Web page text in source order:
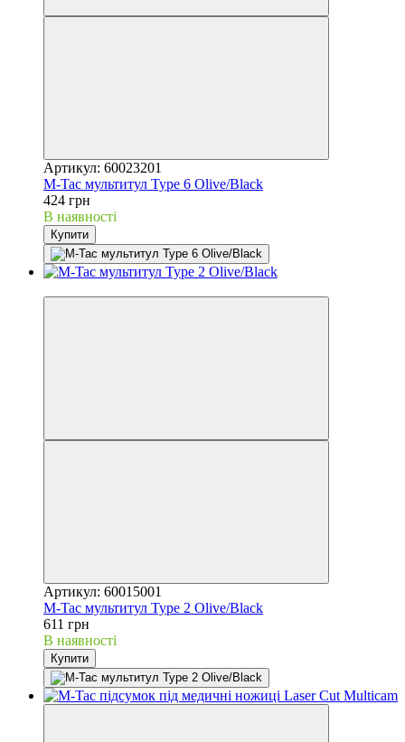
Артикул: 60023201
M-Tac мультитул Type 6 Olive/Black
424 грн
В наявності
Купити
Артикул: 60015001
M-Tac мультитул Type 2 Olive/Black
611 грн
В наявності
Купити